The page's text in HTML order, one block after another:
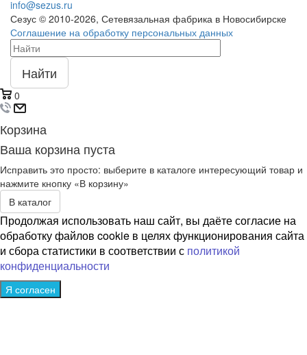
info@sezus.ru
Сезус © 2010-2026, Сетевязальная фабрика в Новосибирске
Соглашение на обработку персональных данных
Найти
0
Корзина
Ваша корзина пуста
Исправить это просто: выберите в каталоге интересующий товар и
нажмите кнопку «В корзину»
В каталог
Продолжая использовать наш сайт, вы даёте согласие на
обработку файлов cookie в целях функционирования сайта
и сбора статистики в соответствии с политикой
конфиденциальности
Я согласен